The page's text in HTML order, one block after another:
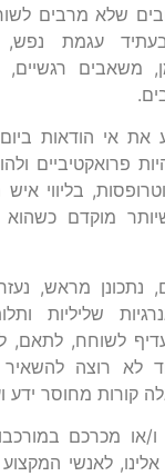
שלא מרבים
עגמת נפש,
משאבים
את אי הודאות
פרואקטיביים
בליווי
מוקדם
נתכונן מראש,
שליליות
לשוחח, לתאם,
רוצה להשאיר
קורות מחוסר ידע
מכרכם
אלינו, לאנשי